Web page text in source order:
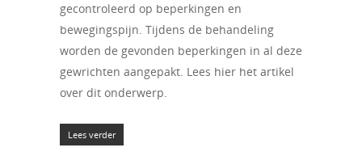
gecontroleerd op beperkingen en
bewegingspijn. Tijdens de behandeling
worden de gevonden beperkingen in al deze
gewrichten aangepakt. Lees hier het artikel
over dit onderwerp.
Lees verder